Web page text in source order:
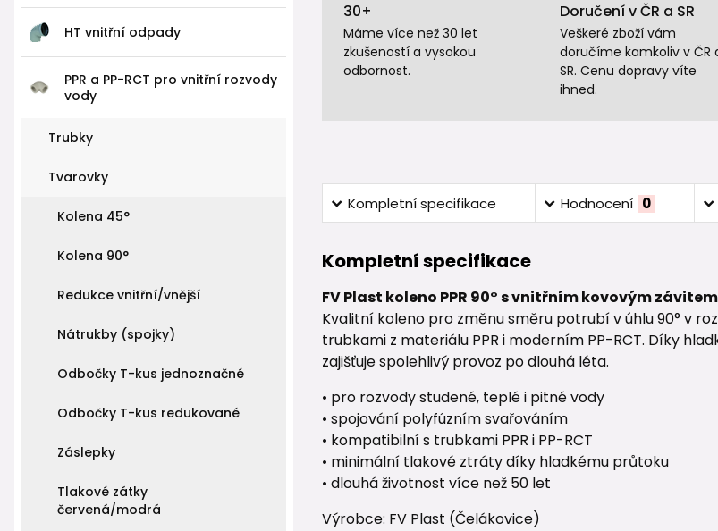
HT vnitřní odpady
PPR a PP-RCT pro vnitřní rozvody
vody
Trubky
Tvarovky
Kolena 45°
Kolena 90°
Redukce vnitřní/vnější
Nátrukby (spojky)
Odbočky T-kus jednoznačné
Odbočky T-kus redukované
Záslepky
Tlakové zátky
červená/modrá
30+
Máme více než 30 let
zkušeností a vysokou
odbornost.
Doručení v ČR a SR
Veškeré zboží vám
doručíme kamkoliv v ČR
SR. Cenu dopravy víte
ihned.
Kompletní specifikace Hodnocení 0
Kompletní specifikace
FV Plast koleno PPR 90° s vnitřním kovovým
Kvalitní koleno pro změnu směru potrubí v úhlu 90° v
trubkami z materiálu PPR i moderním PP-RCT. Díky
zajišťuje spolehlivý provoz po dlouhá léta.
• pro rozvody studené, teplé i pitné vody
• spojování polyfúzním svařováním
• kompatibilní s trubkami PPR i PP-RCT
• minimální tlakové ztráty díky hladkému průtoku
• dlouhá životnost více než 50 let
Výrobce: FV Plast (Čelákovice)